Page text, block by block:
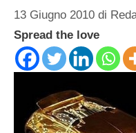
13 Giugno 2010 di
Spread the love